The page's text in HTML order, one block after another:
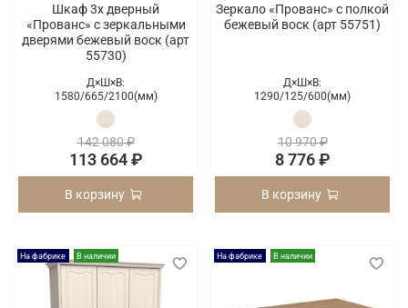
Шкаф 3х дверный
«Прованс» с зеркальными
дверями бежевый воск (арт
55730)
Д×Ш×В:
1580/665/2100(мм)
142 080 ₽
113 664 ₽
В корзину
Зеркало «Прованс» с полкой
бежевый воск (арт 55751)
Д×Ш×В:
1290/125/600(мм)
10 970 ₽
8 776 ₽
В корзину
На фабрике В наличии На фабрике В наличии